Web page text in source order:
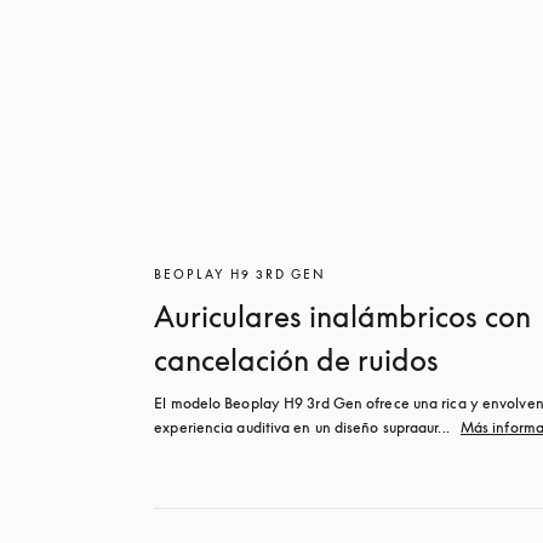
BEOPLAY H9 3RD GEN
Auriculares inalámbricos con
cancelación de ruidos
El modelo Beoplay H9 3rd Gen ofrece una rica y
experiencia auditiva en un diseño supraaur...
Más